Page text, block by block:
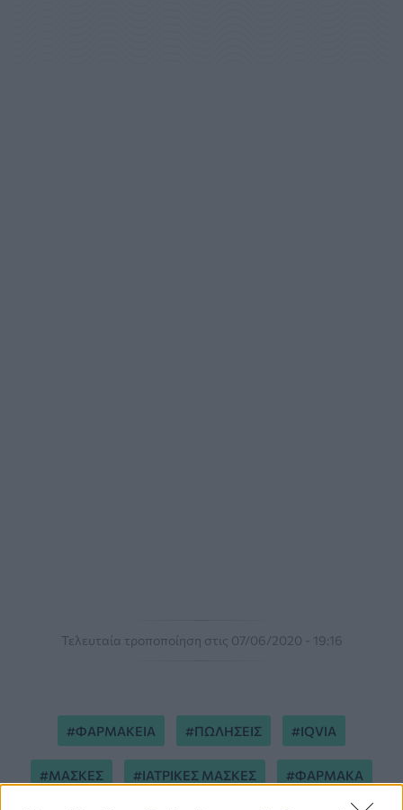
Τελευταία τροποποίηση στις 07/06/2020 - 19:16
ΦΑΡΜΑΚΕΙΑ ΠΩΛΗΣΕΙΣ IQVIA
ΜΑΣΚΕΣ ΙΑΤΡΙΚΕΣ ΜΑΣΚΕΣ ΦΑΡΜΑΚΑ